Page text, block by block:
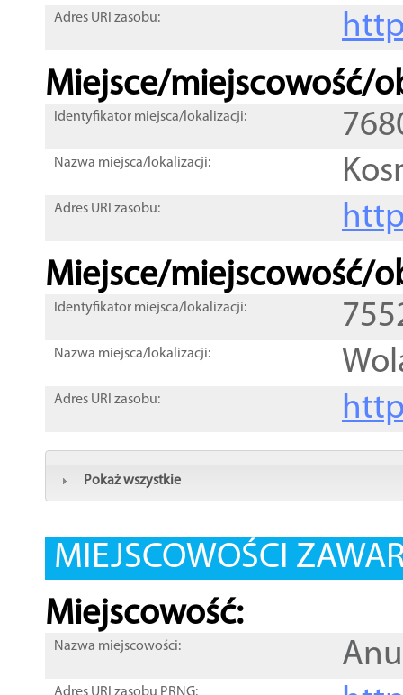
Adres URI zasobu:
Miejsce/miejscowość/
Identyfikator miejsca/lokalizacji:
Nazwa miejsca/lokalizacji:
Adres URI zasobu:
Miejsce/miejscowość/
Identyfikator miejsca/lokalizacji:
Nazwa miejsca/lokalizacji:
Adres URI zasobu:
Pokaż wszystkie
MIEJSCOWOŚCI
Miejscowość:
Nazwa miejscowości: